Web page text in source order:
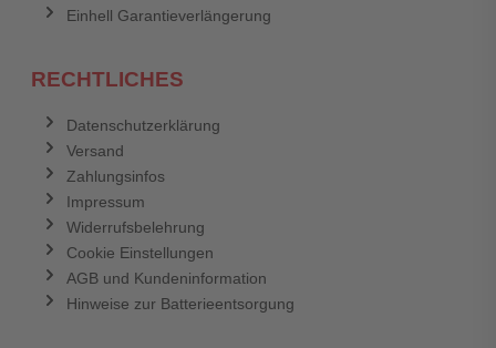
Einhell Garantieverlängerung
RECHTLICHES
Datenschutzerklärung
Versand
Zahlungsinfos
Impressum
Widerrufsbelehrung
Cookie Einstellungen
AGB und Kundeninformation
Hinweise zur Batterieentsorgung